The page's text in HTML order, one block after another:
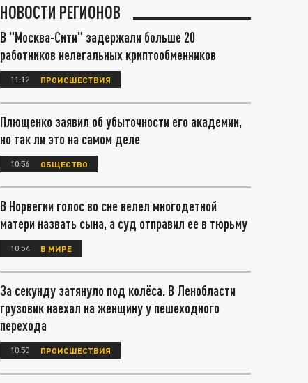
НОВОСТИ РЕГИОНОВ
В "Москва-Сити" задержали больше 20
работников нелегальных криптообменников
11:12 ПРОИСШЕСТВИЯ
Плющенко заявил об убыточности его академии,
но так ли это на самом деле
10:56 ОБЩЕСТВО
В Норвегии голос во сне велел многодетной
матери назвать сына, а суд отправил ее в тюрьму
10:54 В МИРЕ
За секунду затянуло под колёса. В Ленобласти
грузовик наехал на женщину у пешеходного
перехода
10:50 ПРОИСШЕСТВИЯ